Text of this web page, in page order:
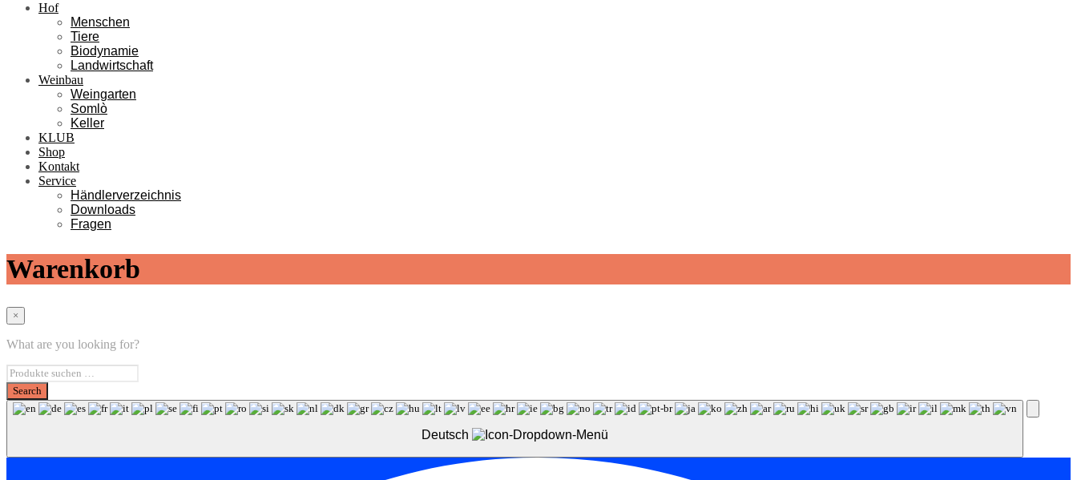
Hof
Menschen
Tiere
Biodynamie
Landwirtschaft
Weinbau
Weingarten
Somlò
Keller
KLUB
Shop
Kontakt
Service
Händlerverzeichnis
Downloads
Fragen
Warenkorb
×
What are you looking for?
Deutsch